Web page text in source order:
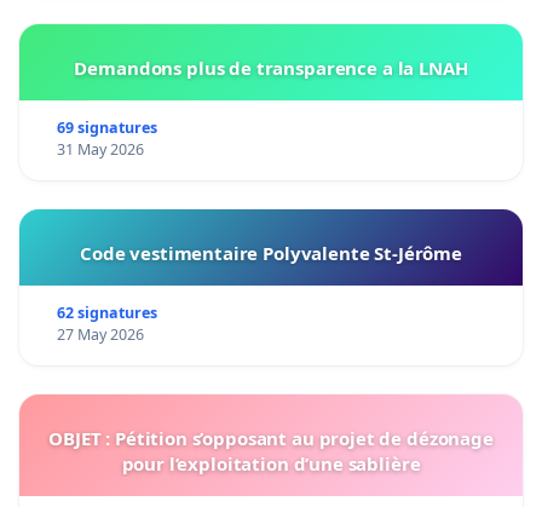
Demandons plus de transparence a la LNAH
69 signatures
31 May 2026
Code vestimentaire Polyvalente St-Jérôme
62 signatures
27 May 2026
OBJET : Pétition s’opposant au projet de dézonage
pour l’exploitation d’une sablière